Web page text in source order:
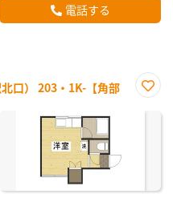
電話する
口） 203・1K-【角部
に入